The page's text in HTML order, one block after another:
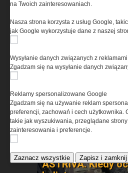
Pasywna osłona
w ochronie
ASTRIVA. Kiedy
na Twoich zainteresowaniach.
Nasza strona korzysta z usług Google,
jak Google wykorzystuje dane z naszej
Wysyłanie danych związanych z reklamami
Zgadzam się na wysyłanie danych
Reklamy spersonalizowane Google
Zgadzam się na używanie reklam
preferencji, zachowań i cech użytkownika.
takie jak wyszukiwania, przeglądane
zainteresowania i preferencje.
Zaznacz wszystkie Zapisz i zamknij